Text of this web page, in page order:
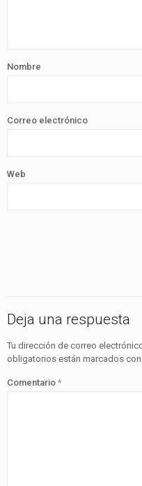
Nombre
Correo electrónico
Web
Deja una respuesta
Tu dirección de correo
obligatorios están marcados con
Comentario *